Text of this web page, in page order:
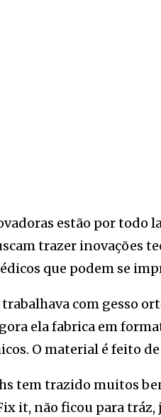
estão por todo
trazer inovações
que podem se
com gesso
ela fabrica em
O material é feito
tem trazido muitos
it, não ficou para tráz,